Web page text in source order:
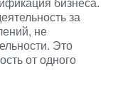
за
не
Это
от одного